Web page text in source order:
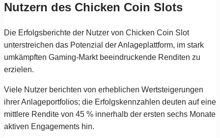
Nutzern des Chicken Coin Slots
Die Erfolgsberichte der Nutzer von Chicken Coin Slot
unterstreichen das Potenzial der Anlageplattform, im stark
umkämpften Gaming-Markt beeindruckende Renditen zu
erzielen.
Viele Nutzer berichten von erheblichen Wertsteigerungen
ihrer Anlageportfolios; die Erfolgskennzahlen deuten auf eine
mittlere Rendite von 45 % innerhalb der ersten sechs Monate
aktiven Engagements hin.